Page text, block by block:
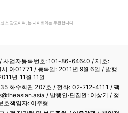
스 광고이며, 본 사이트와는 무관합니다.
/사업자등록번호: 101-86-64640 / 제호:
아01771 / 등록일: 2011년 9월 6일 / 발행
년 11월 11일
화수회관 207호 / 전화: 02-712-4111 / 팩
/ 발행인·편집인: 이상기 / 청
호책임자: 이주형